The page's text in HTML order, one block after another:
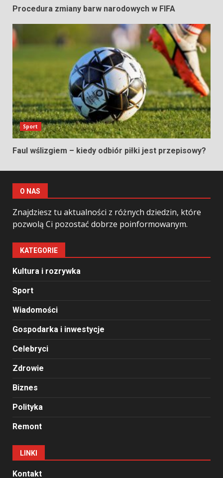
Procedura zmiany barw narodowych w FIFA
Sport
Faul wślizgiem – kiedy odbiór piłki jest przepisowy?
O NAS
Znajdziesz tu aktualności z różnych dziedzin, które
pozwolą Ci pozostać dobrze poinformowanym.
KATEGORIE
Kultura i rozrywka
Sport
Wiadomości
Gospodarka i inwestycje
Celebryci
Zdrowie
Biznes
Polityka
Remont
LINKI
Kontakt